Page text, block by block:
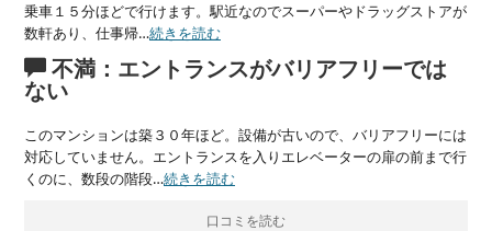
乗車１５分ほどで行けます。駅近なのでスーパーやドラッグストアが
数軒あり、仕事帰…続きを読む
不満：エントランスがバリアフリーでは
ない
このマンションは築３０年ほど。設備が古いので、バリアフリーには
対応していません。エントランスを入りエレベーターの扉の前まで行
くのに、数段の階段…続きを読む
口コミを読む